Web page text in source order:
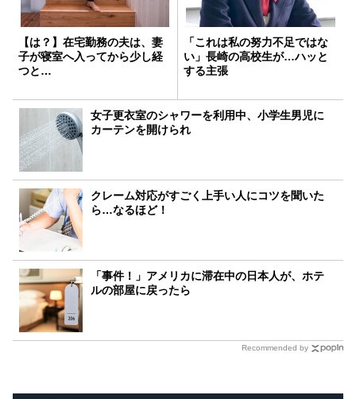
【は？】在宅勤務の夫は、妻
子が寝室へ入ってから少し経
つと…
「これは私の努力不足ではな
い」長崎の高校生が…ハッと
する主張
女子更衣室のシャワーを利用中、小学生男児に
カーテンを開けられ
クレーム対応がすごく上手い人にコツを聞いた
ら…なるほど！
「事件！」アメリカに滞在中の日本人が、ホテ
ルの部屋に戻ったら
Recommended by